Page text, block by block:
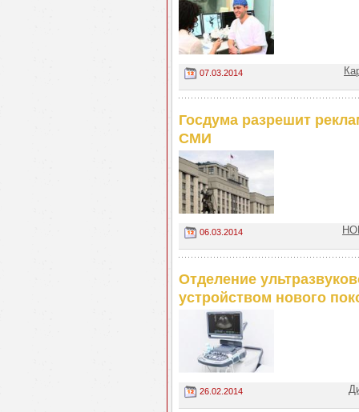
07.03.2014
Госдума разрешит
СМИ
06.03.2014
Отделение
устройством нового
26.02.2014